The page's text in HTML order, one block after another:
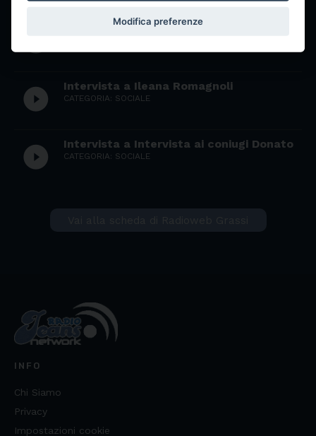
Intervista a Rosanna Lavagna
play_circle_filled Intervista a Ileana Romagnoli
CATEGORIA: SOCIALE
play_circle_filled Intervista a Intervista ai coniugi Donato
CATEGORIA: SOCIALE
INFO
Chi Siamo
Privacy
Impostazioni cookie
Modifica preferenze